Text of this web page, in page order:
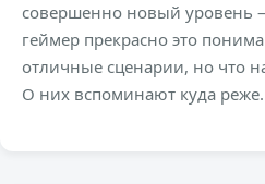
совершенно новый
геймер прекрасно это
отличные сценарии, но что
О них вспоминают куда реже.